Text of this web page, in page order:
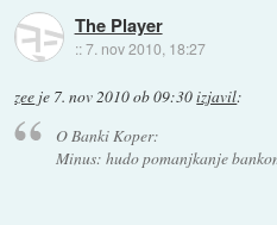
The Player
::7. nov 2010, 18:27
zee je 7. nov 2010 ob 09:30izjavil:
O Banki Koper:
Minus: hudo pomanjkanje